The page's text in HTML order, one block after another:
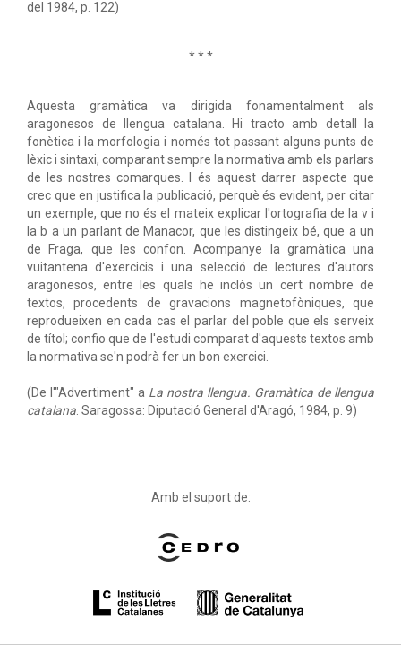
del 1984, p. 122)
* * *
Aquesta gramàtica va dirigida fonamentalment als
aragonesos de llengua catalana. Hi tracto amb detall la
fonètica i la morfologia i només tot passant alguns punts de
lèxic i sintaxi, comparant sempre la normativa amb els parlars
de les nostres comarques. I és aquest darrer aspecte que
crec que en justifica la publicació, perquè és evident, per citar
un exemple, que no és el mateix explicar l'ortografia de la v i
la b a un parlant de Manacor, que les distingeix bé, que a un
de Fraga, que les confon. Acompanye la gramàtica una
vuitantena d'exercicis i una selecció de lectures d'autors
aragonesos, entre les quals he inclòs un cert nombre de
textos, procedents de gravacions magnetofòniques, que
reprodueixen en cada cas el parlar del poble que els serveix
de títol; confio que de l'estudi comparat d'aquests textos amb
la normativa se'n podrà fer un bon exercici.
(De l'"Advertiment" a La nostra llengua. Gramàtica de llengua
catalana . Saragossa: Diputació General d'Aragó, 1984, p. 9)
Amb el suport de: